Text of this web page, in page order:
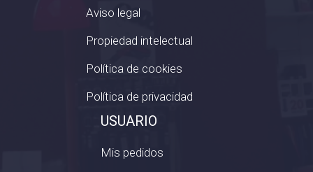
Aviso legal
Propiedad intelectual
Política de cookies
Política de privacidad
USUARIO
Mis pedidos